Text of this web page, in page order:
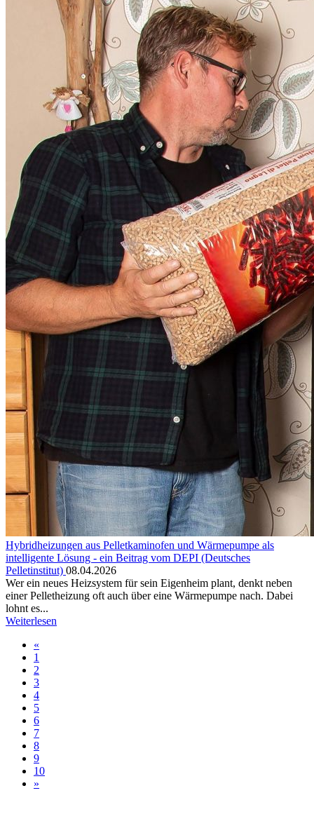
Hybridheizungen aus Pelletkaminofen und Wärmepumpe als
intelligente Lösung - ein Beitrag vom DEPI (Deutsches
Pelletinstitut) 08.04.2026
Wer ein neues Heizsystem für sein Eigenheim plant, denkt neben
einer Pelletheizung oft auch über eine Wärmepumpe nach. Dabei
lohnt es...
Weiterlesen
«
1
2
3
4
5
6
7
8
9
10
»